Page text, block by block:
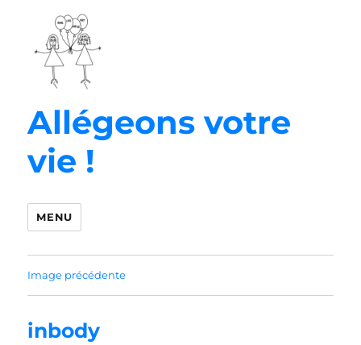
Allégeons votre
vie !
MENU
Image précédente
inbody